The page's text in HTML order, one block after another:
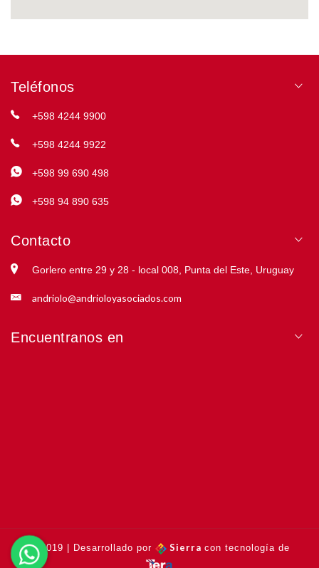
Teléfonos
+598 4244 9900
+598 4244 9922
+598 99 690 498
+598 94 890 635
Contacto
Gorlero entre 29 y 28 - local 008, Punta del Este, Uruguay
andriolo@andrioloyasociados.com
Encuentranos en
© 2019 | Desarrollado por Sierra con tecnología de